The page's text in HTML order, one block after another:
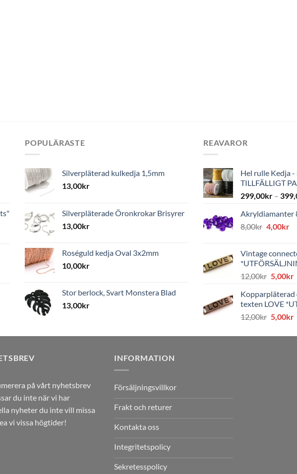
POPULÄRASTE
Silverpläterad kulkedja 1,5mm
13,00kr
Silverpläterade Öronkrokar Brisyrer
13,00kr
Roséguld kedja Oval 3x2mm
10,00kr
Stor berlock, Svart Monstera Blad
13,00kr
REAVAROR
Hel rulle Kedja
TILLFÄLLIGT
299,00kr –
Akryldiamanter
8,00kr Det
var:
8,00kr.
4,00krDet
Vintage
12,00kr Det
priset
var:
12,00kr.
5,00kr
Kopparpläterad
texten LOVE
12,00kr Det
priset
5,00kr
på vårt nyhetsbrev
du inte när vi har
nyheter du inte vill missa
vi vissa högtider!
INFORMATION
Försäljningsvillkor
Frakt och returer
Kontakta oss
Integritetspolicy
Sekretesspolicy